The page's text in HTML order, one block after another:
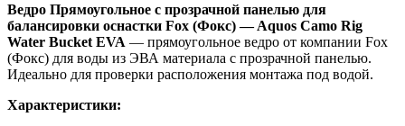
Ведро Прямоугольное с прозрачной панелью для
балансировки оснастки Fox (Фокс) — Aquos Camo Rig
Water Bucket EVA — прямоугольное ведро от компании Fox
(Фокс) для воды из ЭВА материала с прозрачной панелью.
Идеально для проверки расположения монтажа под водой.
Характеристики: